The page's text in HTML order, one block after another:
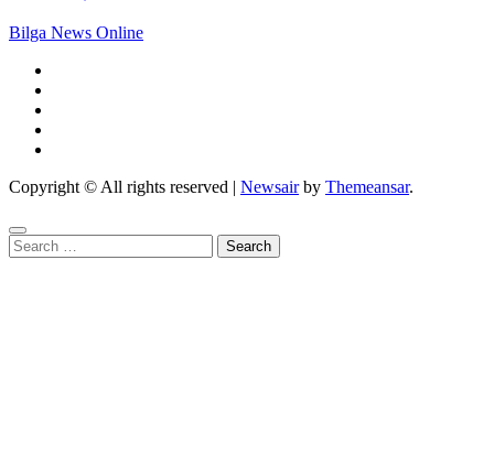
Bilga News Online
Copyright © All rights reserved | Newsairby Themeansar.
Search
for: